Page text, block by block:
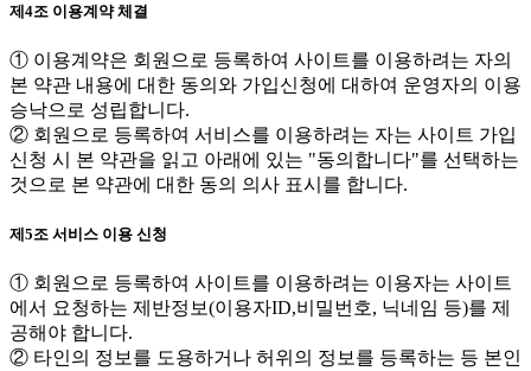
제4조 이용계약 체결
① 이용계약은 회원으로 등록하여 사이트를 이용하려는 자의
본 약관 내용에 대한 동의와 가입신청에 대하여 운영자의 이용
승낙으로 성립합니다.
② 회원으로 등록하여 서비스를 이용하려는 자는 사이트 가입
신청 시 본 약관을 읽고 아래에 있는 "동의합니다"를 선택하는
것으로 본 약관에 대한 동의 의사 표시를 합니다.
제5조 서비스 이용 신청
① 회원으로 등록하여 사이트를 이용하려는 이용자는 사이트
에서 요청하는 제반정보(이용자ID,비밀번호, 닉네임 등)를 제
공해야 합니다.
② 타인의 정보를 도용하거나 허위의 정보를 등록하는 등 본인